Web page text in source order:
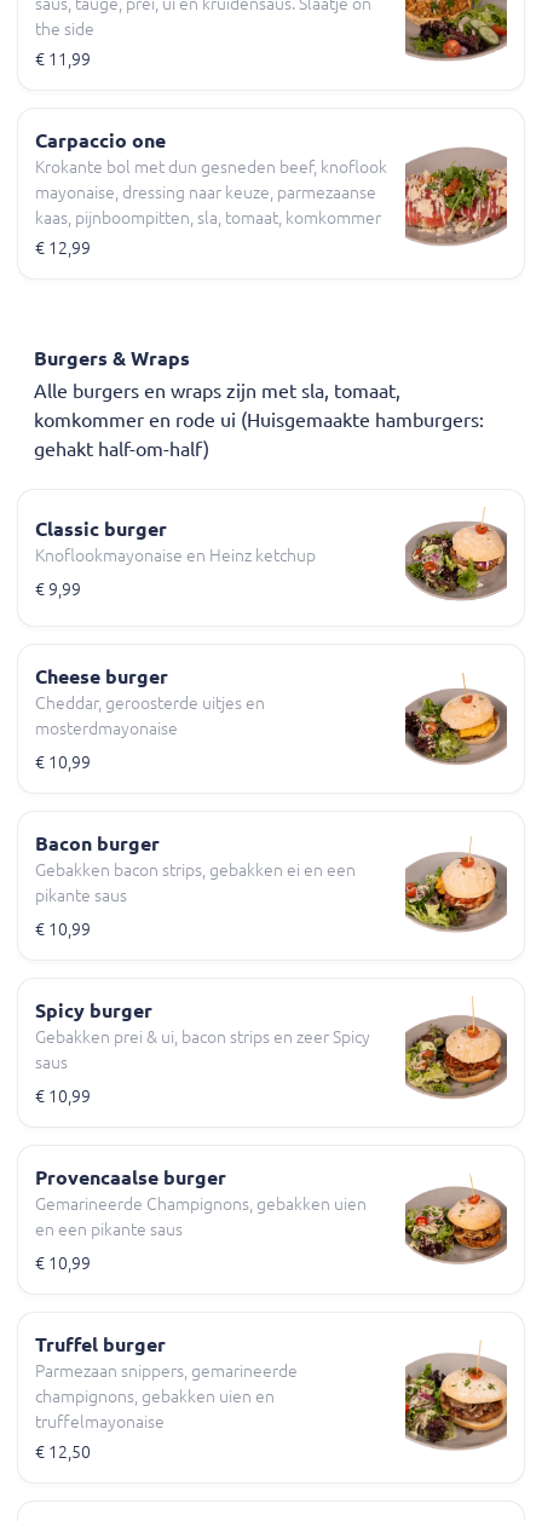
the side
€ 11,99
Carpaccio one
Krokante bol met dun gesneden beef, knoflook
mayonaise, dressing naar keuze, parmezaanse
kaas, pijnboompitten, sla, tomaat, komkommer
€ 12,99
Burgers & Wraps
Alle burgers en wraps zijn met sla, tomaat,
komkommer en rode ui (Huisgemaakte hamburgers:
gehakt half-om-half)
Classic burger
Knoflookmayonaise en Heinz ketchup
€ 9,99
Cheese burger
Cheddar, geroosterde uitjes en
mosterdmayonaise
€ 10,99
Bacon burger
Gebakken bacon strips, gebakken ei en een
pikante saus
€ 10,99
Spicy burger
Gebakken prei & ui, bacon strips en zeer Spicy
saus
€ 10,99
Provencaalse burger
Gemarineerde Champignons, gebakken uien
en een pikante saus
€ 10,99
Truffel burger
Parmezaan snippers, gemarineerde
champignons, gebakken uien en
truffelmayonaise
€ 12,50